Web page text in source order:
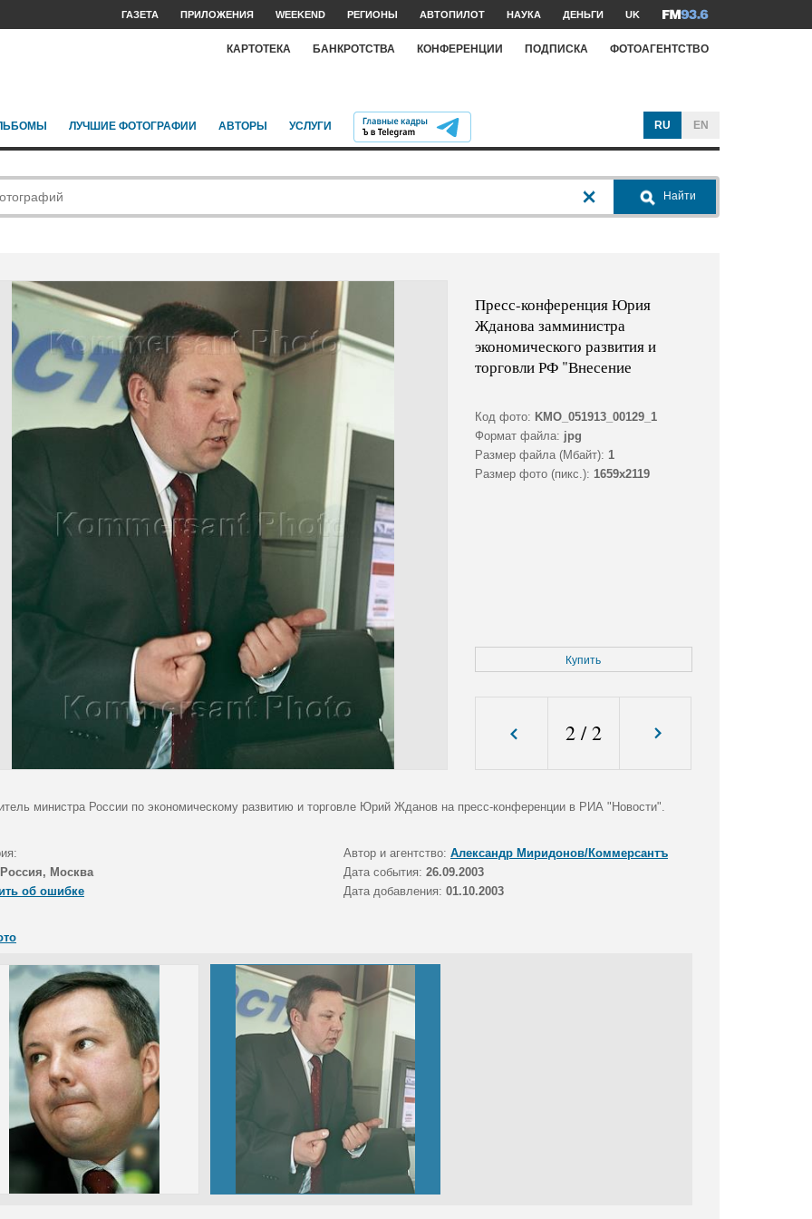
ГАЗЕТА ПРИЛОЖЕНИЯ WEEKEND РЕГИОНЫ АВТОПИЛОТ НАУКА ДЕНЬГИ UK
КАРТОТЕКА БАНКРОТСТВА КОНФЕРЕНЦИИ ПОДПИСКА ФОТОАГЕНТСТВО
ЛУЧШИЕ ФОТОГРАФИИ АВТОРЫ УСЛУГИ RU EN
Найти
Пресс-конференция Юрия
Жданова замминистра
экономического развития и
торговли РФ "Внесение
Код фото: KMO_051913_00129_1
Формат файла: jpg
Размер файла (Мбайт): 1
Размер фото (пикс.): 1659x2119
Купить
2/2
министра России по экономическому развитию и торговле Юрий Жданов на пресс-конференции в РИА "Новости".
Автор и агентство: Александр Миридонов/Коммерсантъ
Россия, Москва Дата события: 26.09.2003
об ошибке
Дата добавления: 01.10.2003